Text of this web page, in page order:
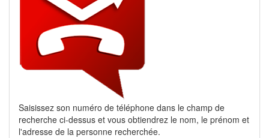
Saisissez son numéro de téléphone dans le champ de
recherche ci-dessus et vous obtiendrez le nom, le prénom et
l'adresse de la personne recherchée.